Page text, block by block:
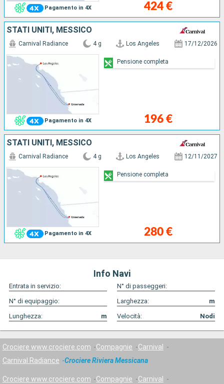
Pagamento in 4X 424 €
STATI UNITI, MESSICO
Pagamento in 4X
Carnival Radiance 4 g Los Angeles 17/12/2026
196 €
Pensione completa
STATI UNITI, MESSICO
Pagamento in 4X
Carnival Radiance 4 g Los Angeles 12/11/2027
280 €
Pensione completa
Info Navi
Entrata in servizio:
N° di passeggeri:
N° di equipaggio:
Larghezza:
m
Lunghezza:
m Velocità: Nodi
Crociere www.crociere.com Compagnie
Carnival
Carnival Radiance
Crociere Riviera Messicana
Crociere www.crociere.com Compagnie
Carnival